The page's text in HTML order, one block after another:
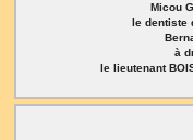
Micou
le dentiste
à
le lieutenant